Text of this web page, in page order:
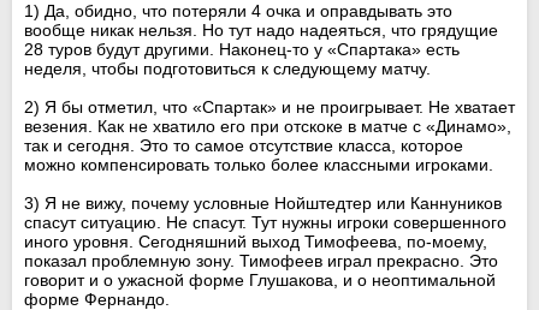
1) Да, обидно, что потеряли 4 очка и оправдывать это
вообще никак нельзя. Но тут надо надеяться, что грядущие
28 туров будут другими. Наконец-то у «Спартака» есть
неделя, чтобы подготовиться к следующему матчу.
2) Я бы отметил, что «Спартак» и не проигрывает. Не хватает
везения. Как не хватило его при отскоке в матче с «Динамо»,
так и сегодня. Это то самое отсутствие класса, которое
можно компенсировать только более классными игроками.
3) Я не вижу, почему условные Нойштедтер или Каннуников
спасут ситуацию. Не спасут. Тут нужны игроки совершенного
иного уровня. Сегодняшний выход Тимофеева, по-моему,
показал проблемную зону. Тимофеев играл прекрасно. Это
говорит и о ужасной форме Глушакова, и о неоптимальной
форме Фернандо.